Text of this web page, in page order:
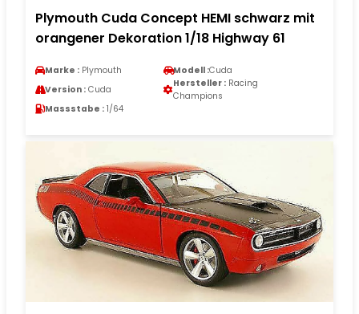
Plymouth Cuda Concept HEMI schwarz mit
orangener Dekoration 1/18 Highway 61
Marke : Plymouth Modell :Cuda
Version : Cuda
Hersteller : Racing
Champions
Massstabe : 1/64